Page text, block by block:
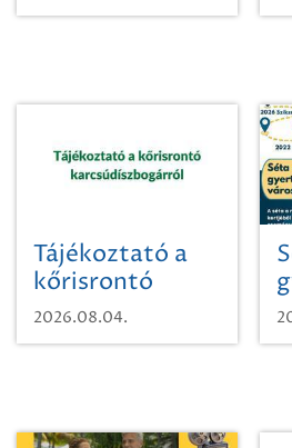
Tájékoztató a
kőrisrontó
karcsúdíszbogárról
2026.08.04.